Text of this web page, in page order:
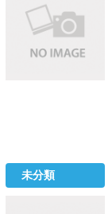
未分類